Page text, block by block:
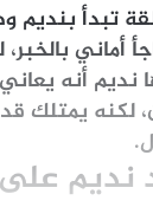
تبدأ بنديم
أماني
نديم أنه
لكنه يمتلك
نديم